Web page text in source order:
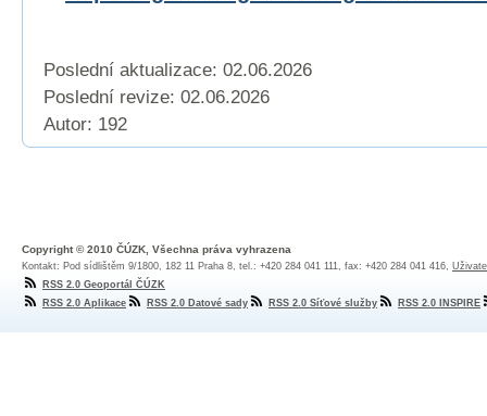
Poslední aktualizace: 02.06.2026
Poslední revize: 02.06.2026
Autor: 192
Copyright © 2010 ČÚZK, Všechna práva vyhrazena
Kontakt: Pod sídlištěm 9/1800, 182 11 Praha 8, tel.: +420 284 041 111, fax: +420 284 041 416,
RSS 2.0 Geoportál ČÚZK
RSS 2.0 Aplikace
RSS 2.0 Datové sady RSS 2.0 Síťové služby RSS 2.0 INSPIRE